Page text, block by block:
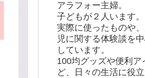
アラフォー主婦。
子どもが２人います。
実際に使ったものや
児に関する体験談を
しています。
100均グッズや便利ア
ど、日々の生活に役